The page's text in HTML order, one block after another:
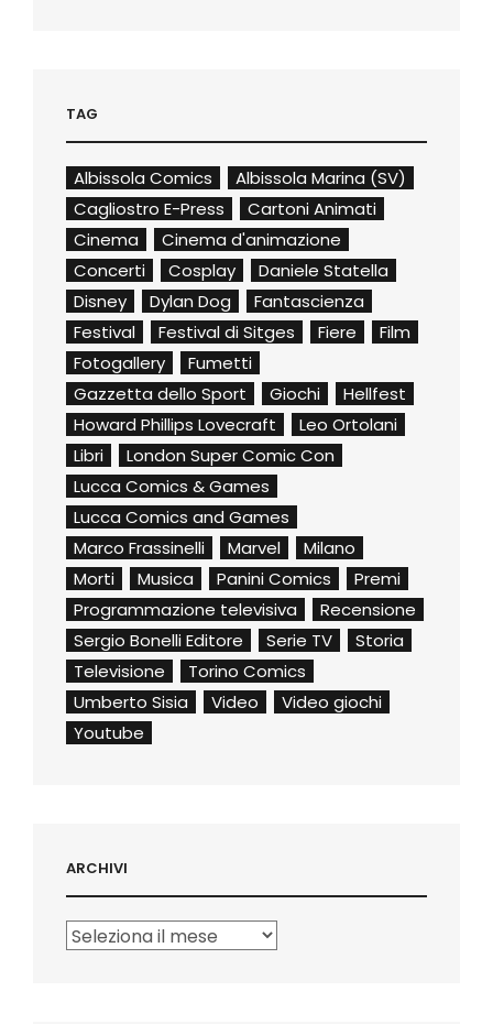
TAG
Albissola Comics
Albissola Marina (SV)
Cagliostro E-Press
Cartoni Animati
Cinema
Cinema d'animazione
Concerti
Cosplay
Daniele Statella
Disney
Dylan Dog
Fantascienza
Festival
Festival di Sitges Fiere
Film
Fotogallery
Fumetti
Gazzetta dello Sport
Giochi
Hellfest
Howard Phillips Lovecraft
Leo Ortolani
Libri
London Super Comic Con
Lucca Comics & Games
Lucca Comics and Games
Marco Frassinelli
Marvel
Milano
Morti
Musica Panini Comics
Premi
Programmazione televisiva
Recensione
Sergio Bonelli Editore
Serie TV
Storia
Televisione
Torino Comics
Umberto Sisia
Video
Video giochi
Youtube
ARCHIVI
Archivi